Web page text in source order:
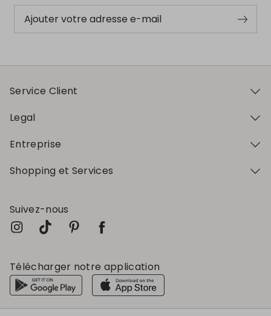
Ajouter votre adresse e-mail
Service Client
Legal
Entreprise
Shopping et Services
Suivez-nous
Télécharger notre application